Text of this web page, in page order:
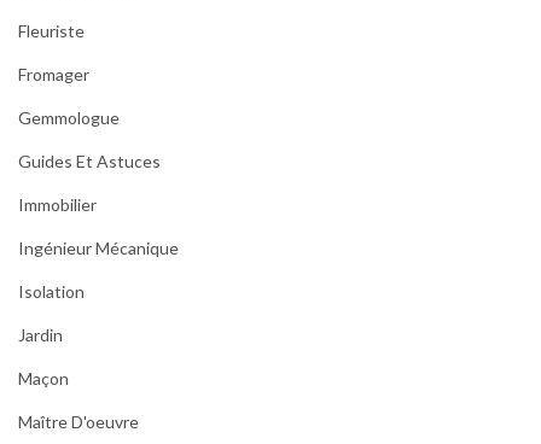
Fleuriste
Fromager
Gemmologue
Guides Et Astuces
Immobilier
Ingénieur Mécanique
Isolation
Jardin
Maçon
Maître D'oeuvre